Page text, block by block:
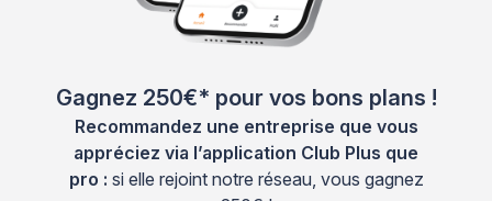
Gagnez 250€* pour vos bons plans !
Recommandez une entreprise que vous
appréciez via l’application Club Plus que
pro : si elle rejoint notre réseau, vous gagnez